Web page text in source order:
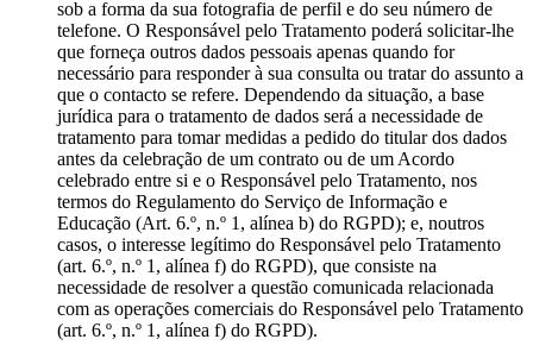
sob a forma da sua fotografia de perfil e do seu número de
telefone. O Responsável pelo Tratamento poderá solicitar-lhe
que forneça outros dados pessoais apenas quando for
necessário para responder à sua consulta ou tratar do assunto a
que o contacto se refere. Dependendo da situação, a base
jurídica para o tratamento de dados será a necessidade de
tratamento para tomar medidas a pedido do titular dos dados
antes da celebração de um contrato ou de um Acordo
celebrado entre si e o Responsável pelo Tratamento, nos
termos do Regulamento do Serviço de Informação e
Educação (Art. 6.º, n.º 1, alínea b) do RGPD); e, noutros
casos, o interesse legítimo do Responsável pelo Tratamento
(art. 6.º, n.º 1, alínea f) do RGPD), que consiste na
necessidade de resolver a questão comunicada relacionada
com as operações comerciais do Responsável pelo Tratamento
(art. 6.º, n.º 1, alínea f) do RGPD).